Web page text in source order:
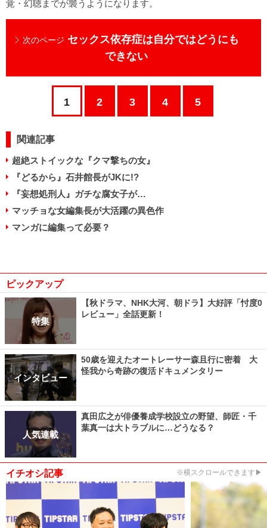
覚・幻聴までが襲うようになります。
次のページ セックス依存症は自分ではどうにも
できない
1 2 3 4 5
関連記事
超絶ストイックな『クマ撃ちの女』
『どるから』石井館長がJKに!?
『妄想処刑人』ガチな腐女子が…
マッチョな女編集長が大活躍の異色作
マンガに編集って必要？
ピックアップ
特集
【秋ドラマ、NHK大河、朝ドラ】大好評「忖度0
レビュー」全話更新！
インタビュー
50歳を迎えたオートレーサー森且行に密着 大
怪我から奇跡の復活ドキュメンタリー
人気連載
真田広之が俳優養成学校設立の野望、師匠・千
葉真一は大トラブルに…どうなる？
イチオシ記事 ※横スクロールできます▶